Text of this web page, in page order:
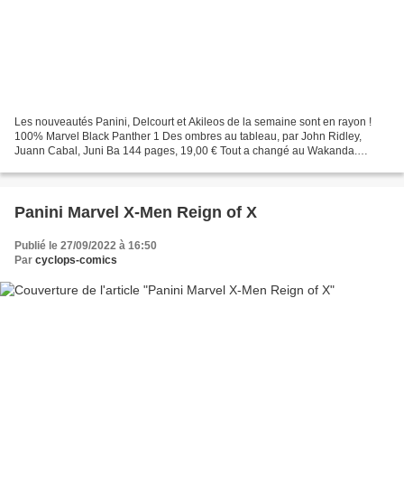
Les nouveautés Panini, Delcourt et Akileos de la semaine sont en rayon !
100% Marvel Black Panther 1 Des ombres au tableau, par John Ridley,
Juann Cabal, Juni Ba 144 pages, 19,00 € Tout a changé au Wakanda.
Panini Marvel X-Men Reign of X
Publié le 27/09/2022 à 16:50
Par cyclops-comics